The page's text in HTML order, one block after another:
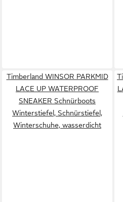
Timberland WINSOR PARKMID
LACE UP WATERPROOF
SNEAKER Schnürboots
Winterstiefel, Schnürstiefel,
Winterschuhe, wasserdicht